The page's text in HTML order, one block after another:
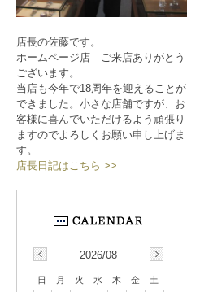
店長の佐藤です。
ホームページ店 ご来店ありがとう
ございます。
当店も今年で18周年を迎えることが
できました。小さな店舗ですが、お
客様に喜んでいただけるよう頑張り
ますのでよろしくお願い申し上げま
す。
店長日記はこちら >>
2026/08
日 月 火 水 木 金
土